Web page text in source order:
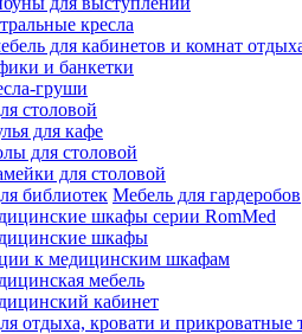
кресла
для кабинетов и комнат
и банкетки
груши
столовой
для кафе
для столовой
для столовой
библиотек Мебель для гардеробов
шкафы серии RomMed
шкафы
к медицинским шкафам
мебель
кабинет
отдыха, кровати и прикроватные